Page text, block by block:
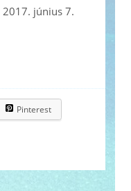
2017. június 7.
Pinterest